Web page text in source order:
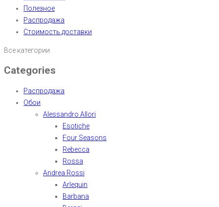
Полезное
Распродажа
Стоимость доставки
Все категории
Categories
Распродажа
Обои
Alessandro Allori
Esotiche
Four Seasons
Rebecca
Rossa
Andrea Rossi
Arlequin
Barbana